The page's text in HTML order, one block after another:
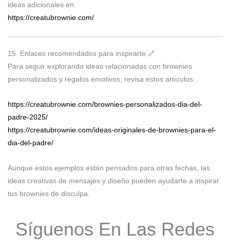
ideas adicionales en:
https://creatubrownie.com/
15. Enlaces recomendados para inspirarte 🔗
Para seguir explorando ideas relacionadas con brownies
personalizados y regalos emotivos, revisa estos artículos:
https://creatubrownie.com/brownies-personalizados-dia-del-
padre-2025/
https://creatubrownie.com/ideas-originales-de-brownies-para-el-
dia-del-padre/
Aunque estos ejemplos están pensados para otras fechas, las
ideas creativas de mensajes y diseño pueden ayudarte a inspirar
tus brownies de disculpa.
Síguenos En Las Redes